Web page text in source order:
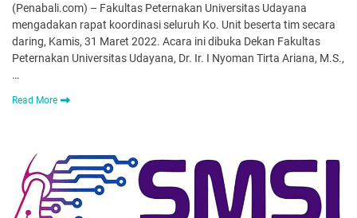
(Penabali.com) – Fakultas Peternakan Universitas Udayana
mengadakan rapat koordinasi seluruh Ko. Unit beserta tim secara
daring, Kamis, 31 Maret 2022. Acara ini dibuka Dekan Fakultas
Peternakan Universitas Udayana, Dr. Ir. I Nyoman Tirta Ariana, M.S.,
…
Read More